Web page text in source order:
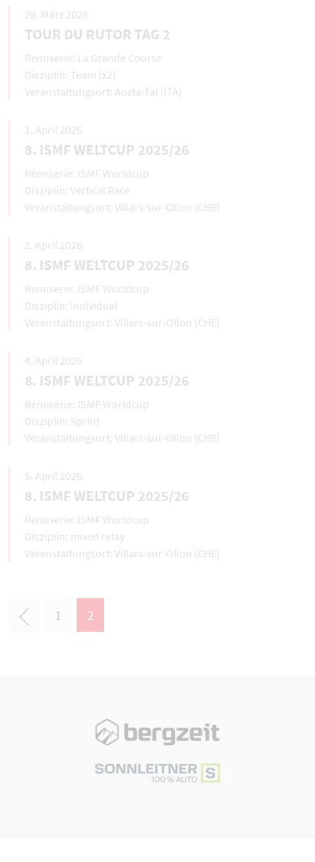
29. März 2026
TOUR DU RUTOR TAG 2
La Grande Course
Team (x2)
Aosta-Tal (ITA)
1. April 2026
8. ISMF WELTCUP 2025/26
ISMF Worldcup
Vertical Race
Villars-sur-Ollon (CHE)
2. April 2026
8. ISMF WELTCUP 2025/26
ISMF Worldcup
Individual
Villars-sur-Ollon (CHE)
4. April 2026
8. ISMF WELTCUP 2025/26
ISMF Worldcup
Sprint
Villars-sur-Ollon (CHE)
5. April 2026
8. ISMF WELTCUP 2025/26
ISMF Worldcup
mixed relay
Villars-sur-Ollon (CHE)
1 2